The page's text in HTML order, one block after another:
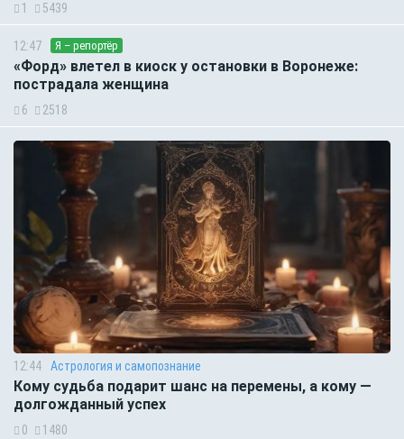
1 5439
12:47 Я – репортёр
«Форд» влетел в киоск у остановки в Воронеже:
пострадала женщина
6 2518
12:44 Астрология и самопознание
Кому судьба подарит шанс на перемены, а кому —
долгожданный успех
0 1480